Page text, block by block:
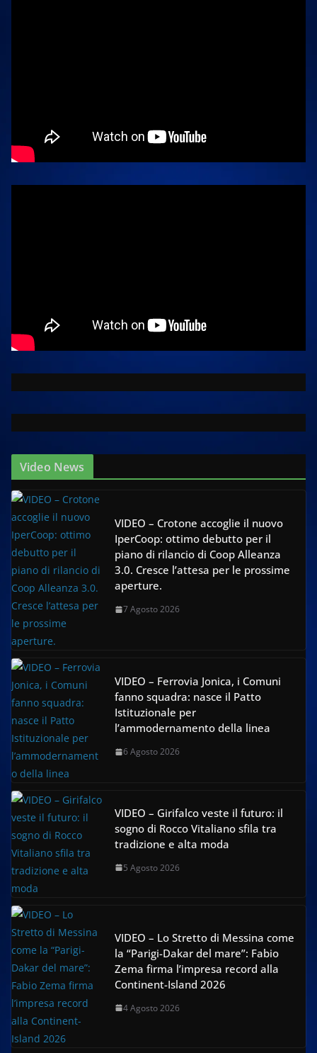
Video News
VIDEO – Crotone accoglie il nuovo
IperCoop: ottimo debutto per il
piano di rilancio di Coop Alleanza
3.0. Cresce l’attesa per le prossime
aperture.
7 Agosto 2026
VIDEO – Ferrovia Jonica, i Comuni
fanno squadra: nasce il Patto
Istituzionale per
l’ammodernamento della linea
6 Agosto 2026
VIDEO – Girifalco veste il futuro: il
sogno di Rocco Vitaliano sfila tra
tradizione e alta moda
5 Agosto 2026
VIDEO – Lo Stretto di Messina come
la “Parigi-Dakar del mare”: Fabio
Zema firma l’impresa record alla
Continent-Island 2026
4 Agosto 2026